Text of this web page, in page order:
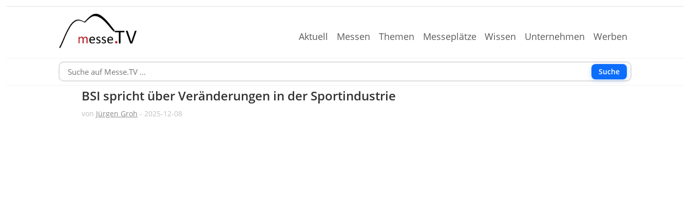
Aktuell Messen Themen Messeplätze Wissen Unternehmen Werben
Suche
BSI spricht über Veränderungen in der Sportindustrie
von Jürgen Groh - 2025-12-08